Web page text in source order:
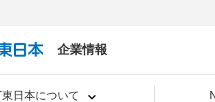
企業情報
東日本について